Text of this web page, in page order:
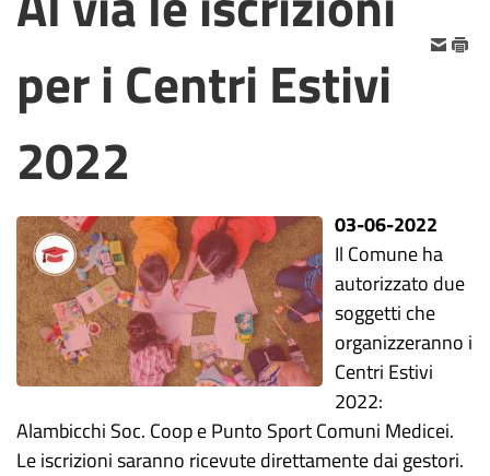
per i Centri Estivi
2022
03-06-2022
Il Comune ha
autorizzato due
soggetti che
organizzeranno i
Centri Estivi
2022:
Alambicchi Soc. Coop e Punto Sport Comuni Medicei.
Le iscrizioni saranno ricevute direttamente dai gestori.